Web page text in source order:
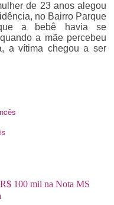
de 23 anos alegou
no Bairro Parque
a bebê havia se
a mãe percebeu
a vítima chegou a ser
100 mil na Nota MS